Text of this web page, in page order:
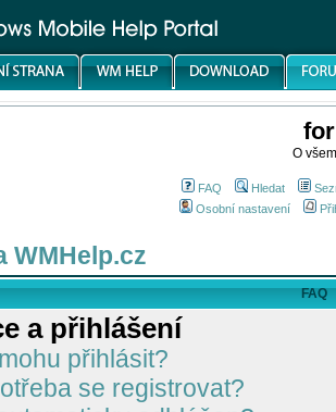
O
FAQ Hledat
Osobní nastavení
WMHelp.cz
FAQ
a přihlášení
přihlásit?
se registrovat?